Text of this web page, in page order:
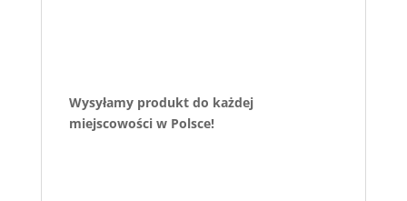
Wysyłamy produkt do każdej
miejscowości w Polsce!